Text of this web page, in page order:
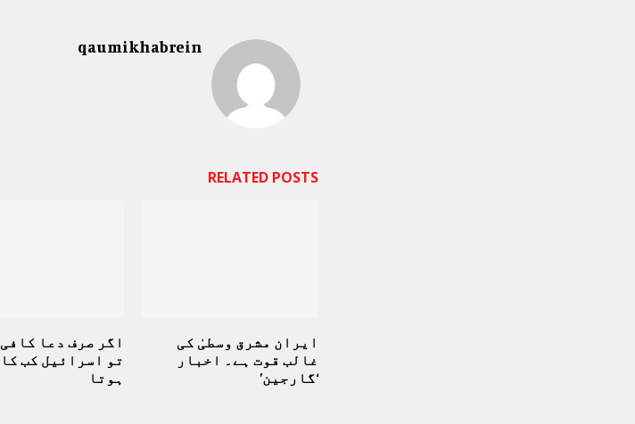
qaumikhabrein
RELATED POSTS
اگر صرف دعا
تو اسرائیل کب
ہوتا
ایران مشرق وسطیٰ کی
غالب قوت ہے۔ اخبار
‘گارجین’